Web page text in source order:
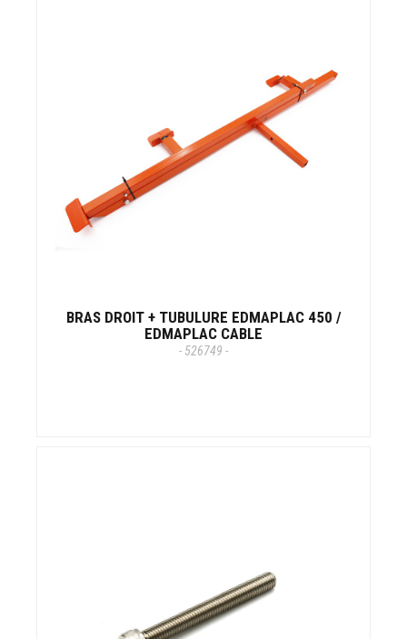
BRAS DROIT + TUBULURE EDMAPLAC 450 /
EDMAPLAC CABLE
- 526749 -